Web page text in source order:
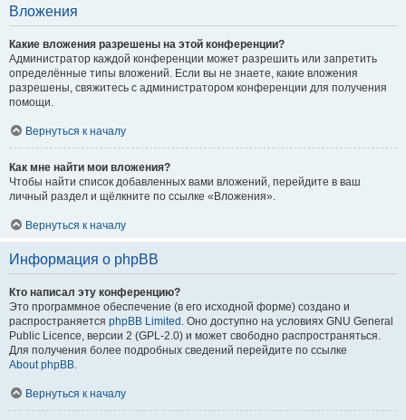
Вложения
Какие вложения разрешены на этой конференции?
Администратор каждой конференции может разрешить или запретить
определённые типы вложений. Если вы не знаете, какие вложения
разрешены, свяжитесь с администратором конференции для получения
помощи.
Вернуться к началу
Как мне найти мои вложения?
Чтобы найти список добавленных вами вложений, перейдите в ваш
личный раздел и щёлкните по ссылке «Вложения».
Вернуться к началу
Информация о phpBB
Кто написал эту конференцию?
Это программное обеспечение (в его исходной форме) создано и
распространяется phpBB Limited . Оно доступно на условиях GNU General
Public Licence, версии 2 (GPL-2.0) и может свободно распространяться.
Для получения более подробных сведений перейдите по ссылке
About phpBB.
Вернуться к началу